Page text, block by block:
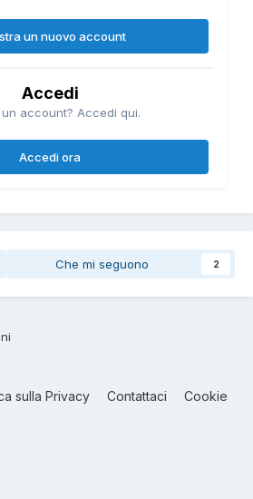
un nuovo account
Accedi
account? Accedi qui.
Accedi ora
Che mi seguono 2
sulla Privacy Contattaci Cookie